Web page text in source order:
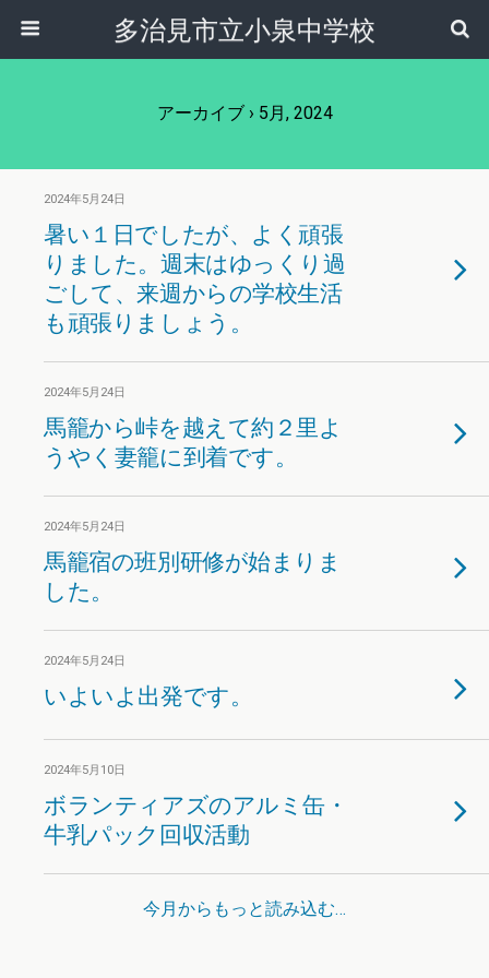
多治見市立小泉中学校
アーカイブ › 5月, 2024
2024年5月24日
暑い１日でしたが、よく頑張
りました。週末はゆっくり過
ごして、来週からの学校生活
も頑張りましょう。
2024年5月24日
馬籠から峠を越えて約２里よ
うやく妻籠に到着です。
2024年5月24日
馬籠宿の班別研修が始まりま
した。
2024年5月24日
いよいよ出発です。
2024年5月10日
ボランティアズのアルミ缶・
牛乳パック回収活動
今月からもっと読み込む…